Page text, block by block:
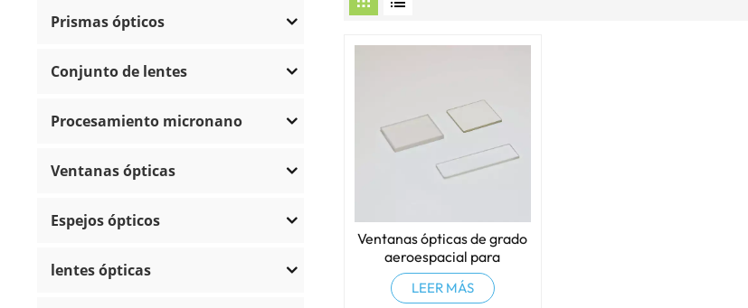
Prismas ópticos
Conjunto de lentes
Procesamiento micronano
Ventanas ópticas
Espejos ópticos
lentes ópticas
Ventanas ópticas de grado
aeroespacial para
entornos hostiles
LEER MÁS